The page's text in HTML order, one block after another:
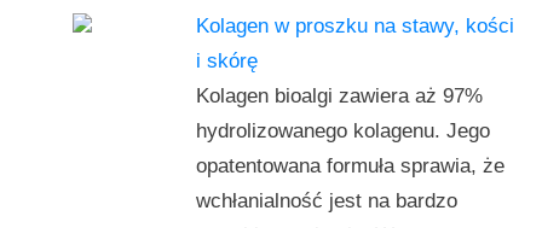
Kolagen w proszku na stawy, kości
i skórę
Kolagen bioalgi zawiera aż 97%
hydrolizowanego kolagenu. Jego
opatentowana formuła sprawia, że
wchłanialność jest na bardzo